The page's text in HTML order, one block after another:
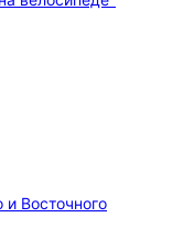
Восточного